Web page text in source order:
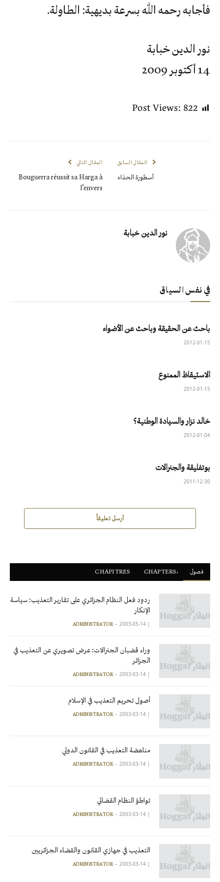
فأجابه رحمه الله بسرعة بديهية: الطاولة.
نور الدين خبابة
14 أكتوبر 2009
Post Views: 822
المقال السابق
أسطورة الحذاء
المقال التالي
Bouguerra réussit sa Harga à
l’envers
نور الدين خبابة
في نفس السياق
باحث عن الحقيقة وباحث عن الأضواء
2012-01-15
الاستيقاظ الممنوع
2012-01-15
خالد نزار والسيادة الوطنية؟
2012-01-04
بوتفليقة والجنرالات
2011-12-30
أرسل تعليقاً
فصول CHAPITRES
ردود فعل النظام الجزائري على تقارير التعذيب: سياسة
الإنكار
|
ADMINISTRATOR 2003-05-14
وراء قضبان الجنرالات: عرض تصويري عن التعذيب في
الجزائر
|
ADMINISTRATOR 2003-03-14
أصول تحريم التعذيب في الإسلام
|
ADMINISTRATOR 2003-03-14
مناهضة التعذيب في القانون الدولي
|
ADMINISTRATOR 2003-03-14
تواطؤ النظام القضائي
|
ADMINISTRATOR 2003-03-14
التعذيب في جهازي القانون والقضاء الجزائريين
|
ADMINISTRATOR 2003-03-14